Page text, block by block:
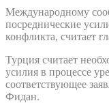
Международному
посреднические
конфликта, считает
Турция считает
усилия в процессе
соответствующее
Фидан.